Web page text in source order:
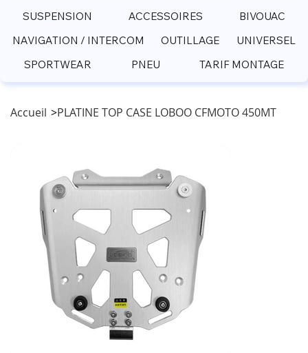
Accueil >PLATINE TOP CASE LOBOO CFMOTO 450MT
SUSPENSION
ACCESSOIRES
BIVOUAC
NAVIGATION / INTERCOM
OUTILLAGE
UNIVERSEL
SPORTWEAR
PNEU TARIF MONTAGE